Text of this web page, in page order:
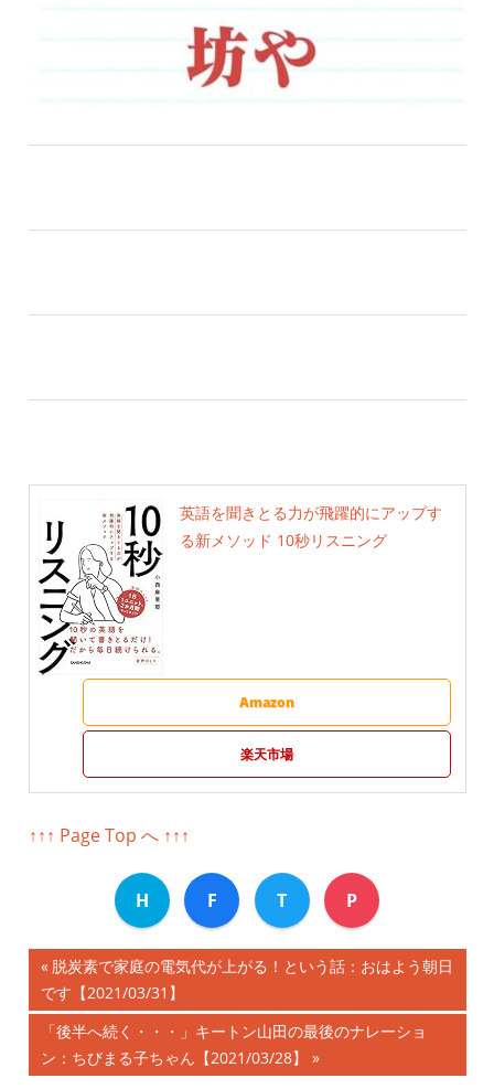
英語を聞きとる力が飛躍的にアップす
る新メソッド 10秒リスニング
Amazon
楽天市場
↑↑↑ Page Top へ ↑↑↑
H F T P
投
稿
ナ
前
の
記
事:
脱炭素で家庭の電気代が上がる！という話：おはよう朝日
です【2021/03/31】
次
の
「後半へ続く・・・」キートン山田の最後のナレーショ
ン：ちびまる子ちゃん【2021/03/28】